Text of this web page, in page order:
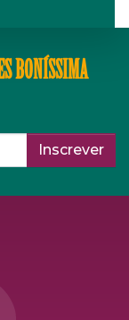
BONÍSSIMA
Inscrever